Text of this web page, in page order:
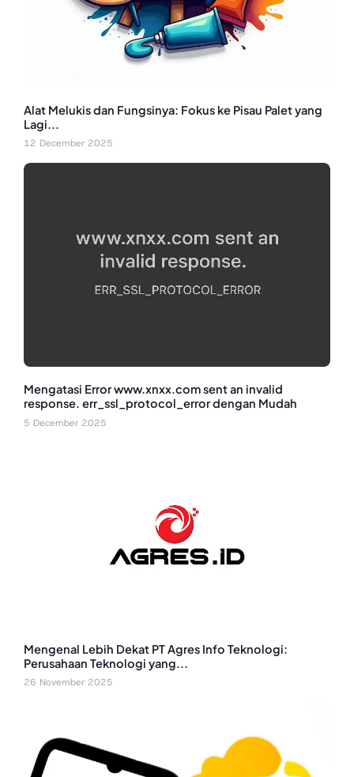
Alat Melukis dan Fungsinya: Fokus ke Pisau Palet yang
Lagi...
12 December 2025
Mengatasi Error www.xnxx.com sent an invalid
response. err_ssl_protocol_error dengan Mudah
5 December 2025
Mengenal Lebih Dekat PT Agres Info Teknologi:
Perusahaan Teknologi yang...
26 November 2025